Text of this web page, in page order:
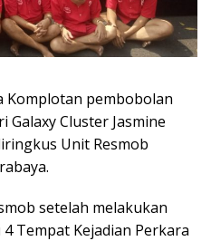
Komplotan pembobolan
Cluster Jasmine
Unit Resmob
setelah melakukan
Tempat Kejadian Perkara